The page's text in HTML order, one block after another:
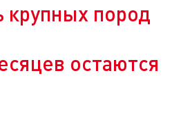
крупных пород
остаются